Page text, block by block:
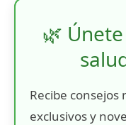
🌿
Recibe
exclusivos y